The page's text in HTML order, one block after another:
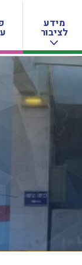
מידע
לציבור